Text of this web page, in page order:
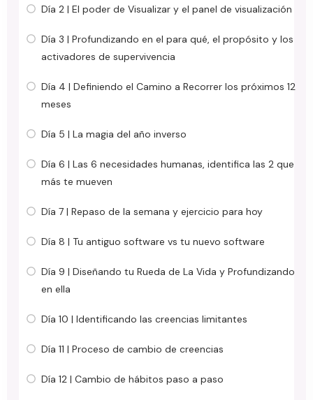
Día 2 | El poder de Visualizar y el panel de visualización
Día 3 | Profundizando en el para qué, el propósito y los
activadores de supervivencia
Día 4 | Definiendo el Camino a Recorrer los próximos 12
meses
Día 5 | La magia del año inverso
Día 6 | Las 6 necesidades humanas, identifica las 2 que
más te mueven
Día 7 | Repaso de la semana y ejercicio para hoy
Día 8 | Tu antiguo software vs tu nuevo software
Día 9 | Diseñando tu Rueda de La Vida y Profundizando
en ella
Día 10 | Identificando las creencias limitantes
Día 11 | Proceso de cambio de creencias
Día 12 | Cambio de hábitos paso a paso